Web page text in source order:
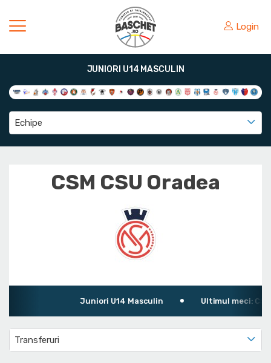
Login
JUNIORI U14 MASCULIN
Echipe
CSM CSU Oradea
Juniori U14 Masculin Ultimul meci: CSM
Transferuri